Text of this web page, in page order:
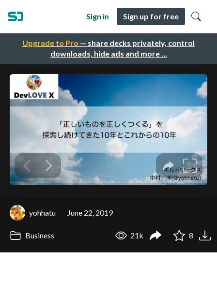
Upgrade to Pro — share decks privately, control
downloads, hide ads and more …
Sign in Sign up for free
yohhatu June 22, 2019
Business 21k 8